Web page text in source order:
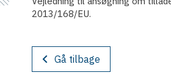
2013/168/EU.
Gå tilbage